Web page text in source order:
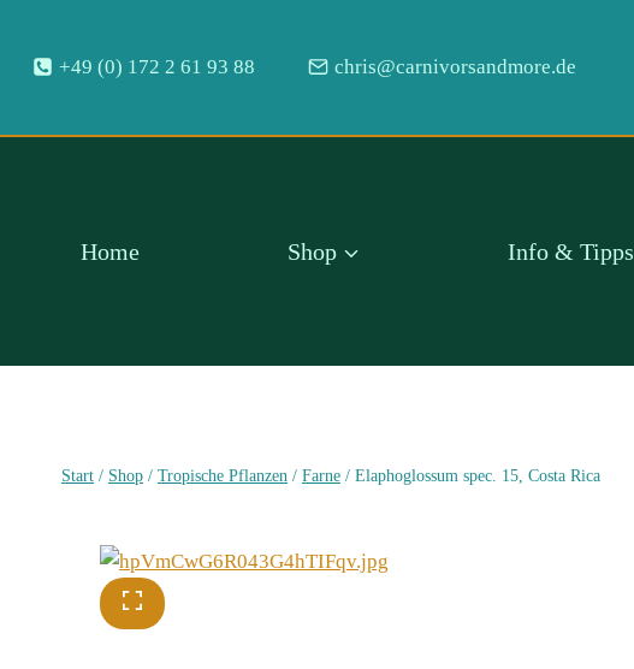
springen
+49 (0) 172 2 61 93 88 chris@carnivorsandmore.de
Home Shop Info & Tipps
Start / Shop / Tropische Pflanzen / Farne / Elaphoglossum spec. 15, Costa Rica